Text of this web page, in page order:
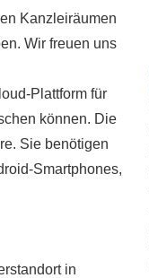
Kanzleiräumen
Wir freuen uns
Plattform für
können. Die
Sie benötigen
Smartphones,
in